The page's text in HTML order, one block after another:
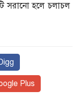
সরানো হলে চলাচল
Plus